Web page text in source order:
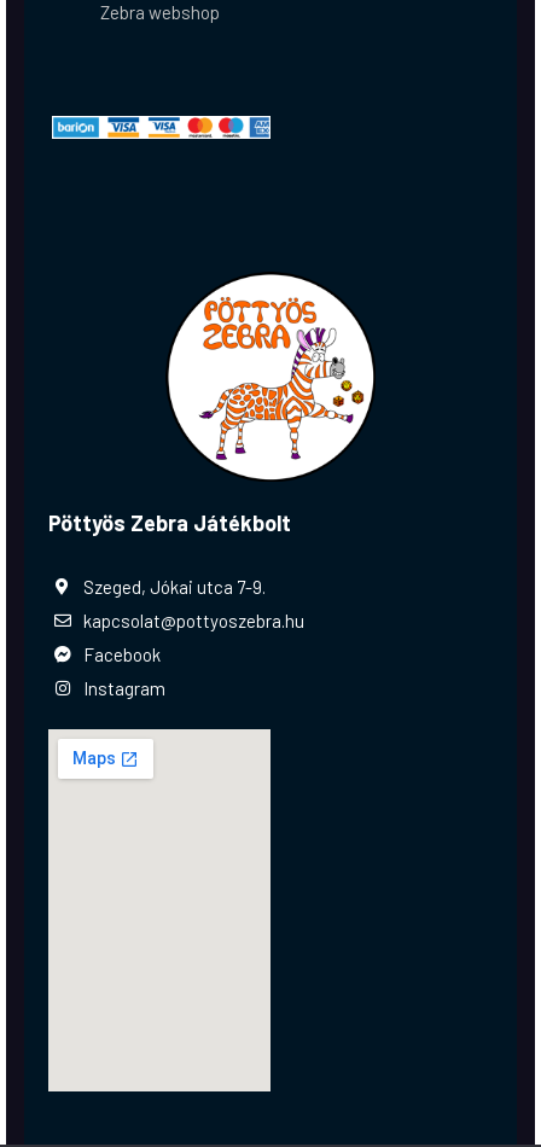
Zebra webshop
Pöttyös Zebra Játékbolt
Szeged, Jókai utca 7-9.
kapcsolat@pottyoszebra.hu
Facebook
Instagram